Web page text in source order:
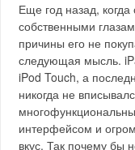
Еще год назад,
собственными
причины его не
следующая мысль.
iPod Touch, а
никогда не
интерфейсом и
вкус. Так почему бы